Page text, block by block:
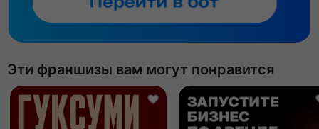
Эти франшизы вам могут понравится